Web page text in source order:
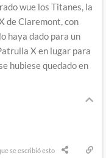
wue los Titanes, la
de Claremont, con
haya dado para un
X en lugar para
hubiese quedado en
se escribió esto